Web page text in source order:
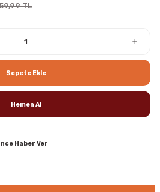
TL
Sepete Ekle
Hemen Al
Haber Ver